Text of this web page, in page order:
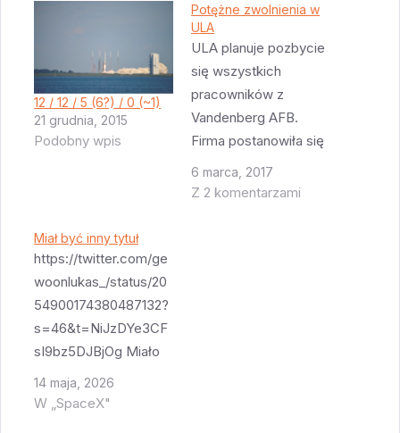
12 / 12 / 5 (6?) / 0 (~1)
21 grudnia, 2015
Podobny wpis
Potężne zwolnienia w
ULA
ULA planuje pozbycie
się wszystkich
pracowników z
Vandenberg AFB.
Firma postanowiła się
wzorować na SpaceX
i mieć tylko jeden
6 marca, 2017
Z 2 komentarzami
Miał być inny tytuł
https://twitter.com/ge
woonlukas_/status/20
54900174380487132?
s=46&t=NiJzDYe3CF
sI9bz5DJBjOg Miało
być coś w stylu
„Vulcan znowu
14 maja, 2026
W „SpaceX"